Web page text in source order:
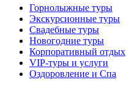
Горнолыжные туры
Экскурсионные туры
Свадебные туры
Новогодние туры
Корпоративный отдых
VIP-туры и услуги
Оздоровление и Спа